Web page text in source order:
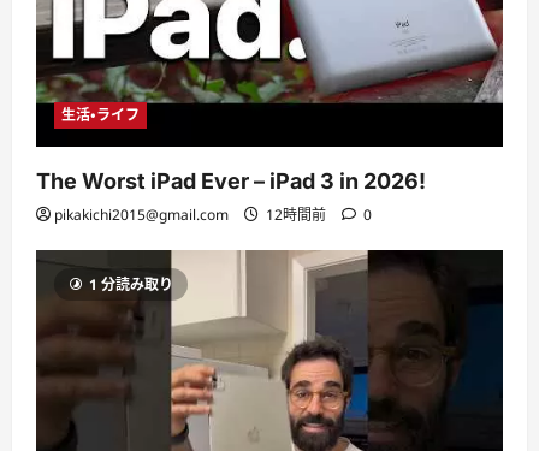
生活・ライフ
The Worst iPad Ever – iPad 3 in 2026!
pikakichi2015@gmail.com 12時間前 0
1 分読み取り